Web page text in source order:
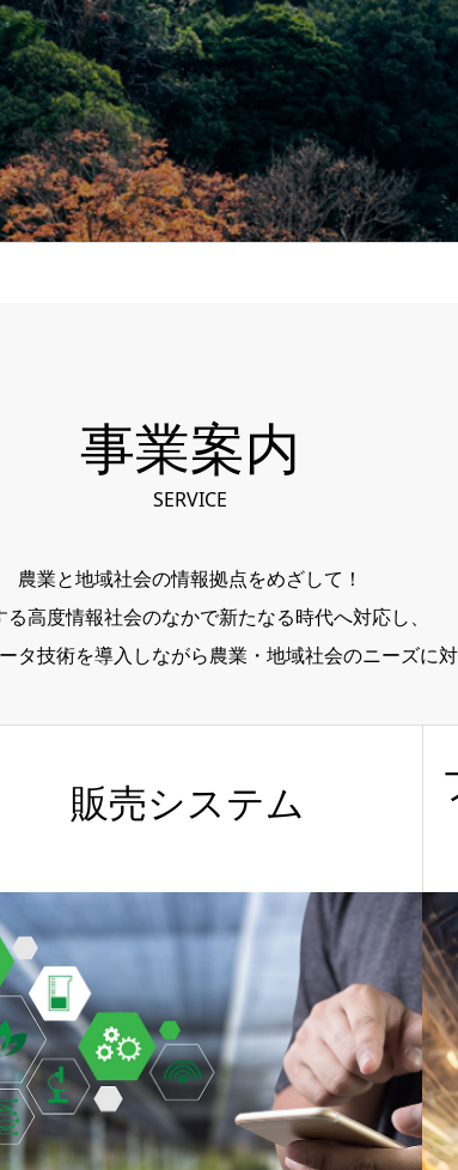
事業案内
SERVICE
農業と地域社会の情報拠点をめざして！
る高度情報社会のなかで新たなる時代へ対応し、
タ技術を導入しながら農業・地域社会のニーズに
販売システム